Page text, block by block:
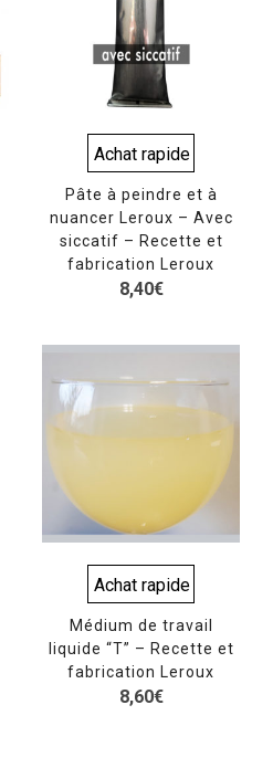
Achat rapide
Pâte à peindre et à
nuancer Leroux – Avec
siccatif – Recette et
fabrication Leroux
8,40€
Achat rapide
Médium de travail
liquide “T” – Recette et
fabrication Leroux
8,60€